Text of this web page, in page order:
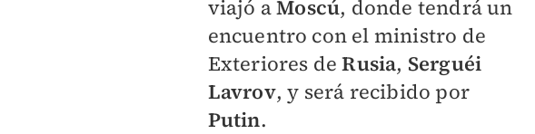
viajó aMoscú, donde tendrá un
encuentro con el ministro de
Exteriores deRusia, Serguéi
Lavrov, y será recibido por
Putin.